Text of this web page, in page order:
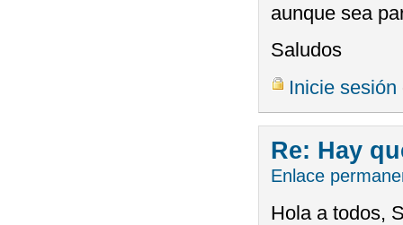
aunque sea
Saludos
Inicie sesión
Re: Hay
Enlace
Hola a todos,